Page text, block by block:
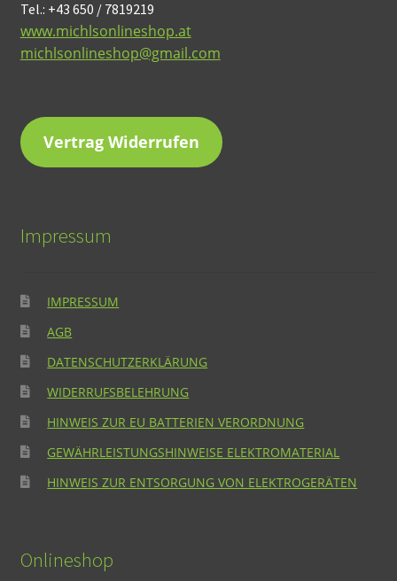
Tel.: +43 650 / 7819219
www.michlsonlineshop.at
michlsonlineshop@gmail.com
Vertrag Widerrufen
Impressum
IMPRESSUM
AGB
DATENSCHUTZERKLÄRUNG
WIDERRUFSBELEHRUNG
HINWEIS ZUR EU BATTERIEN VERORDNUNG
GEWÄHRLEISTUNGSHINWEISE ELEKTROMATERIAL
HINWEIS ZUR ENTSORGUNG VON ELEKTROGERÄTEN
Onlineshop